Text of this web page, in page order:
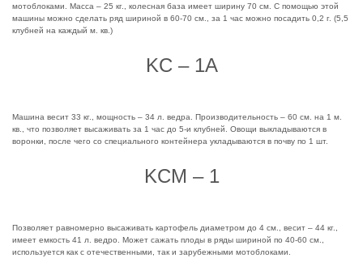
мотоблоками. Масса – 25 кг., колесная база имеет ширину 70 см. С помощью этой
машины можно сделать ряд шириной в 60-70 см., за 1 час можно посадить 0,2 г. (5,5
клубней на каждый м. кв.)
KC – 1A
Машина весит 33 кг., мощность – 34 л. ведра. Производительность – 60 см. на 1 м.
кв., что позволяет высаживать за 1 час до 5-и клубней. Овощи выкладываются в
воронки, после чего со специального контейнера укладываются в почву по 1 шт.
KCM – 1
Позволяет равномерно высаживать картофель диаметром до 4 см., весит – 44 кг.,
имеет емкость 41 л. ведро. Может сажать плоды в ряды шириной по 40-60 см.,
используется как с отечественными, так и зарубежными мотоблоками.